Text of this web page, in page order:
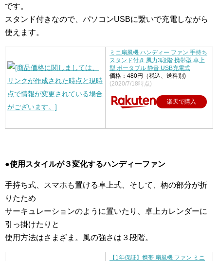
です。
スタンド付きなので、パソコンUSBに繋いで充電しながら
使えます。
ミニ扇風機 ハンディー ファン 手持ち
スタンド付き 風力3段階 携帯型 卓上
型 ポータブル 静音 USB充電式
価格：480円（税込、送料別)
(2020/7/18時点)
楽天で購入
●使用スタイルが３変化するハンディーファン
手持ち式、スマホも置ける卓上式、そして、柄の部分が折
りたため
サーキュレーションのように置いたり、卓上カレンダーに
引っ掛けたりと
使用方法はさまざま。風の強さは３段階。
【1年保証】携帯 扇風機 ファン ミニ